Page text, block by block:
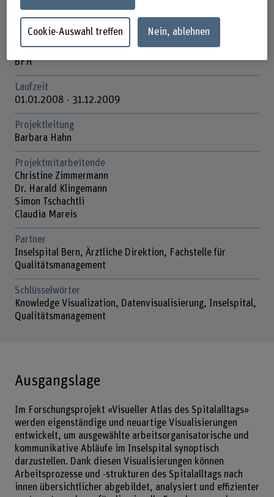
Forschungseinheit(en)
Förderorganisation
BFH
Laufzeit
01.01.2008 - 31.12.2009
Projektleitung
Barbara Hahn
Projektmitarbeitende
Christine Zimmermann
Dr. Harald Klingemann
Simon Tschachtli
Claudia Mareis
Partner
Inselspital Bern, Ärztliche Direktion, Fachstelle für
Qualitätsmanagement
Schlüsselwörter
Knowledge Visualization, Datenvisualisierung, Inselspital,
Qualitätsmanagement
Ausgangslage
Im Forschungsprojekt «Visueller Atlas des Spitalalltags»
werden eigenständige und neuartige Visualisierungen
entwickelt, um ausgewählte arbeitsorganisatorische und
kommunikative Abläufe im Inselspital synoptisch
darzustellen. Dank diesen Visualisierungen können
Arbeitsprozesse und -strukturen des Spitalalltags nach
innen übersichtlicher abgebildet, analysiert und effizienter
Cookie-Auswahl treffen Nein, ablehnen